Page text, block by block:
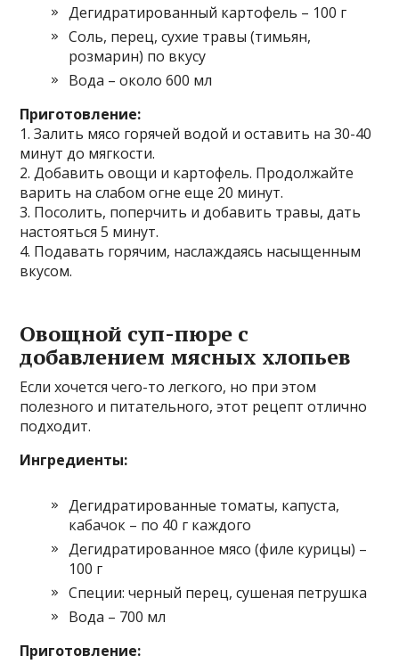
Дегидратированный картофель – 100 г
Соль, перец, сухие травы (тимьян,
розмарин) по вкусу
Вода – около 600 мл
Приготовление:
1. Залить мясо горячей водой и оставить на 30-40
минут до мягкости.
2. Добавить овощи и картофель. Продолжайте
варить на слабом огне еще 20 минут.
3. Посолить, поперчить и добавить травы, дать
настояться 5 минут.
4. Подавать горячим, наслаждаясь насыщенным
вкусом.
Овощной суп-пюре с
добавлением мясных хлопьев
Если хочется чего-то легкого, но при этом
полезного и питательного, этот рецепт отлично
подходит.
Ингредиенты:
Дегидратированные томаты, капуста,
кабачок – по 40 г каждого
Дегидратированное мясо (филе курицы) –
100 г
Специи: черный перец, сушеная петрушка
Вода – 700 мл
Приготовление: